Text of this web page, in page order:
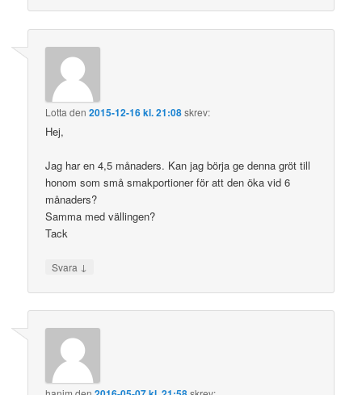
Lotta den2015-12-16 kl. 21:08skrev:
Hej,
Jag har en 4,5 månaders. Kan jag börja ge denna gröt till
honom som små smakportioner för att den öka vid 6
månaders?
Samma med vällingen?
Tack
Svara ↓